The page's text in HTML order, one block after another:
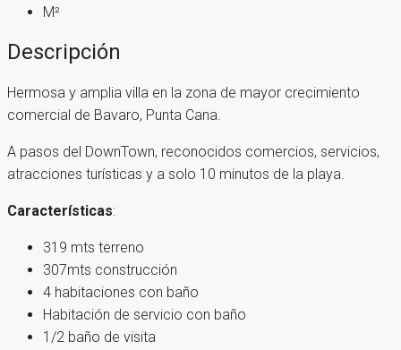
M²
Descripción
Hermosa y amplia villa en la zona de mayor crecimiento
comercial de Bavaro, Punta Cana.
A pasos del DownTown, reconocidos comercios, servicios,
atracciones turísticas y a solo 10 minutos de la playa.
Características:
319 mts terreno
307mts construcción
4 habitaciones con baño
Habitación de servicio con baño
1/2 baño de visita